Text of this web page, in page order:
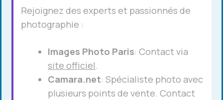
Rejoignez des experts et passionnés de
photographie :
Images Photo Paris: Contact via
site officiel.
Camara.net: Spécialiste photo avec
plusieurs points de vente. Contact